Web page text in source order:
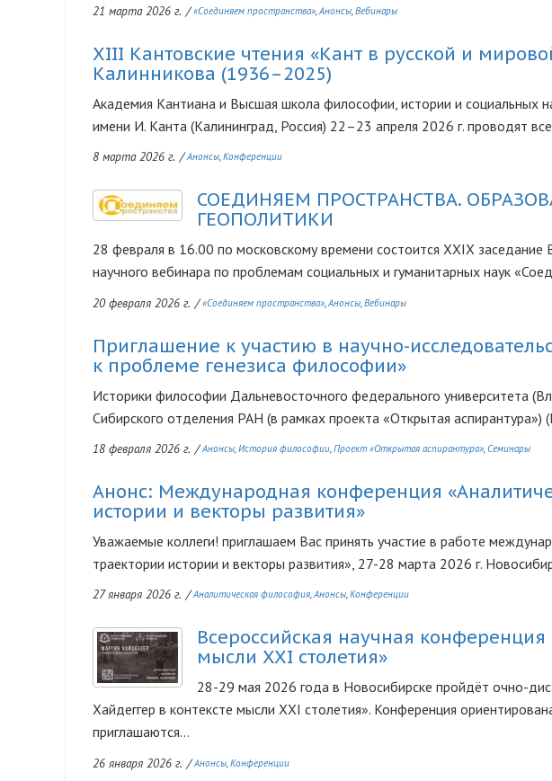
21 марта 2026 г. / «Соединяем пространства» Анонсы Вебинары
XIII Кантовские чтения «Кант в русской и
Калинникова (1936–2025)
Академия Кантиана и Высшая школа философии, истории и социальных
имени И. Канта (Калининград, Россия) 22–23 апреля 2026 г. проводят
8 марта 2026 г. / Анонсы Конференции
Изображение
СОЕДИНЯЕМ ПРОСТРАНСТВА.
ГЕОПОЛИТИКИ
28 февраля в 16.00 по московскому времени состоится XXIX
научного вебинара по проблемам социальных и гуманитарных наук
20 февраля 2026 г. / «Соединяем пространства» Анонсы Вебинары
Приглашение к участию в научно-
к проблеме генезиса философии»
Историки философии Дальневосточного федерального университета
Сибирского отделения РАН (в рамках проекта «Открытая аспирантура»)
18 февраля 2026 г. / Анонсы История философии Проект «Открытая аспирантура» Семинары
Анонс: Международная конференция
истории и векторы развития»
Уважаемые коллеги! приглашаем Вас принять участие в работе
траектории истории и векторы развития», 27-28 марта 2026 г.
27 января 2026 г. / Аналитическая философия Анонсы Конференции
Изображение
Всероссийская научная
мысли XXI столетия»
28-29 мая 2026 года в Новосибирске пройдёт очно-
Хайдеггер в контексте мысли XXI столетия». Конференция
приглашаются...
26 января 2026 г. / Анонсы Конференции